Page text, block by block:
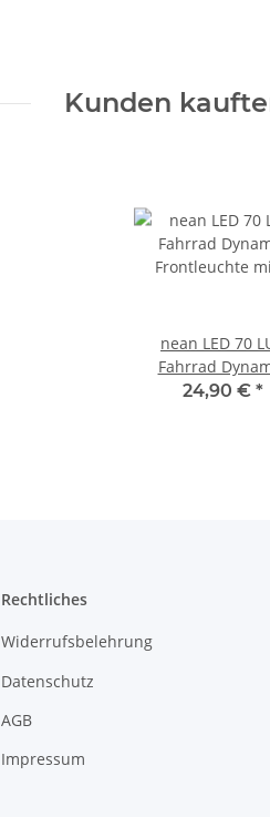
Kunden
nean LED 70
Fahrrad
Frontleuchte
24,90 € *
Rechtliches
Widerrufsbelehrung
Datenschutz
AGB
Impressum